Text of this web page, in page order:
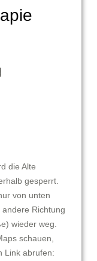
die Alte
gesperrt.
von unten
Richtung
wieder weg.
schauen,
Link abrufen: